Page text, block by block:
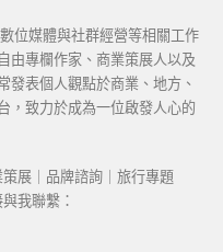
位媒體與社群經營等相關工作
由專欄作家、商業策展人以及
發表個人觀點於商業、地方、
，致力於成為一位啟發人心的
展｜品牌諮詢｜旅行專題
我聯繫：